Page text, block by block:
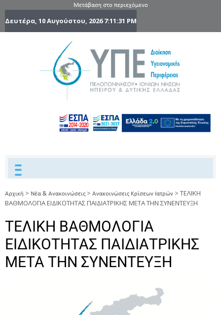
Μετάβαση στο περιεχόμενο
Δευτέρα, 10 Αυγούστου, 20267:11:32 PM
Ηπείρου
Δυτικής
Ελλάδας
Αρχική > Νέα & Ανακοινώσεις > Ανακοινώσεις Κρίσεων Ιατρών > ΤΕΛΙΚΗ
ΒΑΘΜΟΛΟΓΙΑ ΕΙΔΙΚΟΤΗΤΑΣ ΠΑΙΔΙΑΤΡΙΚΗΣ ΜΕΤΑ ΤΗΝ ΣΥΝΕΝΤΕΥΞΗ
ΤΕΛΙΚΗ ΒΑΘΜΟΛΟΓΙΑ
ΕΙΔΙΚΟΤΗΤΑΣ ΠΑΙΔΙΑΤΡΙΚΗΣ
ΜΕΤΑ ΤΗΝ ΣΥΝΕΝΤΕΥΞΗ